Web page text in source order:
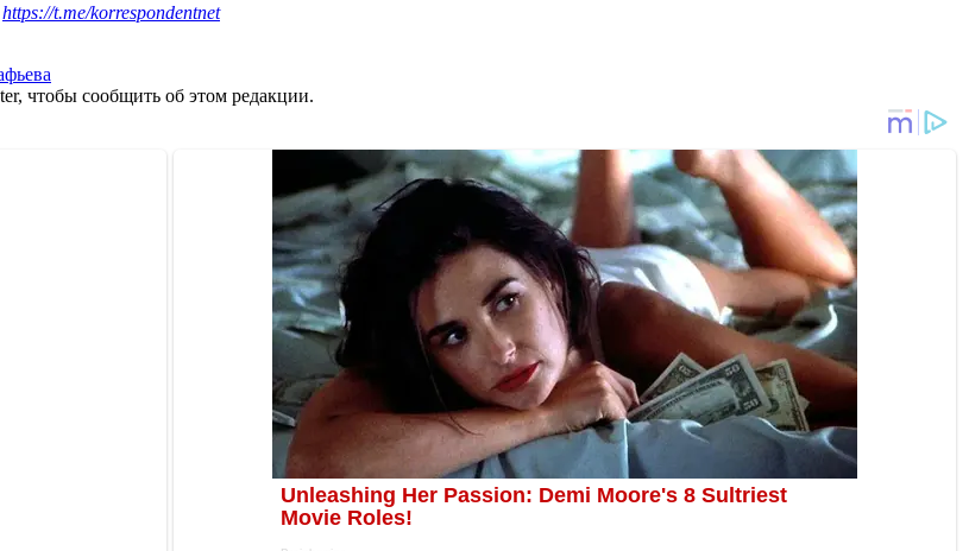
https://t.me/korrespondentnet
чтобы сообщить об этом редакции.